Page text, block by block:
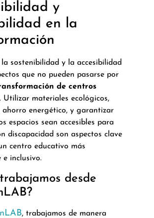
y
en la
la sostenibilidad y la accesibilidad
que no pueden pasarse por
de centros
. Utilizar materiales ecológicos,
energético, y garantizar
espacios sean accesibles para
discapacidad son aspectos clave
centro educativo más
e inclusivo.
desde
, trabajamos de manera